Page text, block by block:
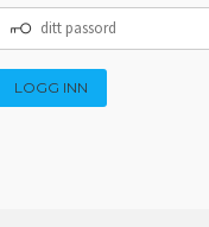
PASSORD